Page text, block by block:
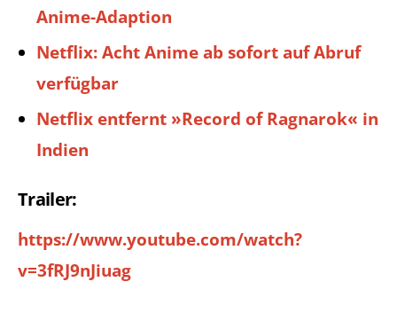
Anime-Adaption
Netflix: Acht Anime ab sofort auf Abruf
verfügbar
Netflix entfernt »Record of Ragnarok« in
Indien
Trailer:
https://www.youtube.com/watch?
v=3fRJ9nJiuag